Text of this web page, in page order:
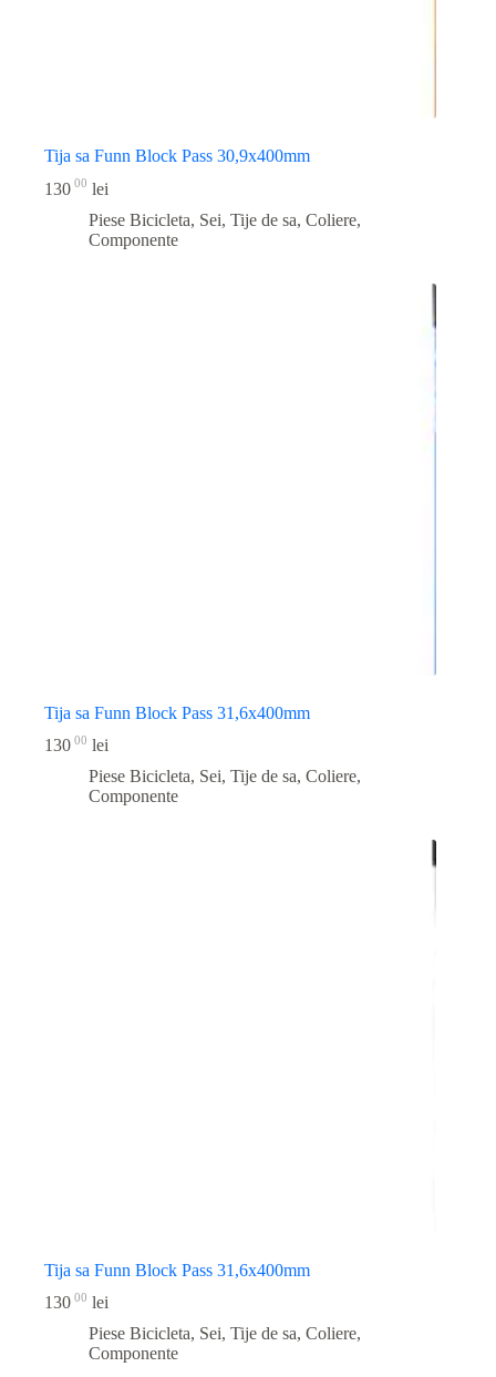
Tija sa Funn Block Pass 30,9x400mm
130 00 lei
Piese Bicicleta, Sei, Tije de sa, Coliere,
Componente
Tija sa Funn Block Pass 31,6x400mm
130 00 lei
Piese Bicicleta, Sei, Tije de sa, Coliere,
Componente
Tija sa Funn Block Pass 31,6x400mm
130 00 lei
Piese Bicicleta, Sei, Tije de sa, Coliere,
Componente